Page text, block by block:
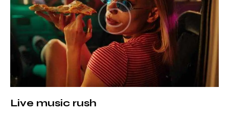
Live music rush